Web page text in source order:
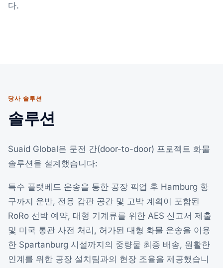
다.
당사 솔루션
솔루션
Suaid Global은 문전 간(door-to-door) 프로젝트 화물
솔루션을 설계했습니다:
특수 플랫베드 운송을 통한 공장 픽업 후 Hamburg 항
구까지 운반, 전용 갑판 공간 및 고박 계획이 포함된
RoRo 선박 예약, 대형 기계류를 위한 AES 신고서 제출
및 미국 통관 사전 처리, 허가된 대형 화물 운송을 이용
한 Spartanburg 시설까지의 중량물 최종 배송, 원활한
인계를 위한 공장 설치팀과의 현장 조율을 제공했습니